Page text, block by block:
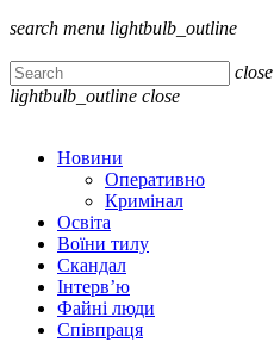
search menu lightbulb_outline
close
lightbulb_outline close
Новини
Оперативно
Кримінал
Освіта
Воїни тилу
Скандал
Інтерв’ю
Файні люди
Співпраця